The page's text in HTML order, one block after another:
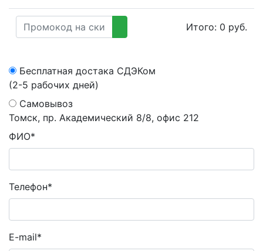
Итого: 0 руб.
Бесплатная достака СДЭКом
(2-5 рабочих дней)
Самовывоз
Томск, пр. Академический 8/8, офис 212
ФИО*
Телефон*
E-mail*